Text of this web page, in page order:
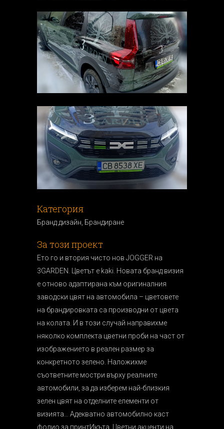
Категория
Бранд дизайн, Брандиранe
За този проект
Ето го и втория чисто нов JOGGER на
3GARDEN. Цветът е kaki. Новата бранд визия
е отново адаптирана към оригиналния
заводски цвят на автомобила – цветовете
на брандировката са производни от цвета
на колата. И в този случай направихме
няколко комплекта цветни проби на част от
изображението в реален размер за
конкретното зелено. Наложихме
съответните мостри върху реалните
автомобили, за да изберем най-близкия
зелен цвят на отделните елементи от
визията… Адекватно автомобилно каст
фолио за принтИкъта. Цветни акценти на